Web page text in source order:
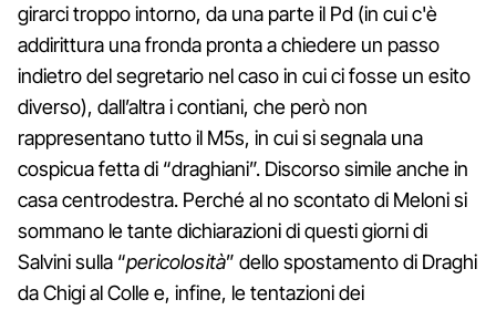
girarci troppo intorno, da una parte il Pd (in cui c'è
addirittura una fronda pronta a chiedere un passo
indietro del segretario nel caso in cui ci fosse un esito
diverso), dall’altra i contiani, che però non
rappresentano tutto il M5s, in cui si segnala una
cospicua fetta di “draghiani”. Discorso simile anche in
casa centrodestra. Perché al no scontato di Meloni si
sommano le tante dichiarazioni di questi giorni di
Salvini sulla “pericolosità” dello spostamento di Draghi
da Chigi al Colle e, infine, le tentazioni dei